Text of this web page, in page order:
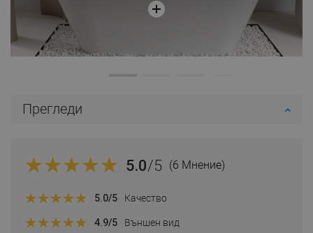
Прегледи
5.0/5 (6 Мнение)
5.0/5 Качество
4.9/5 Външен вид